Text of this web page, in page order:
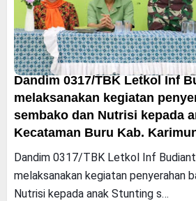
Dandim 0317/TBK Letkol Inf
melaksanakan kegiatan
sembako dan Nutrisi kepada
Kecataman Buru Kab.
Dandim 0317/TBK Letkol Inf
melaksanakan kegiatan penyerahan
Nutrisi kepada anak Stunting s…